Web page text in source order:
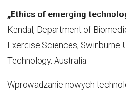
„Ethics of emerging
Kendal, Department of
Exercise Sciences, Swinburne
Technology, Australia.
Wprowadzanie nowych